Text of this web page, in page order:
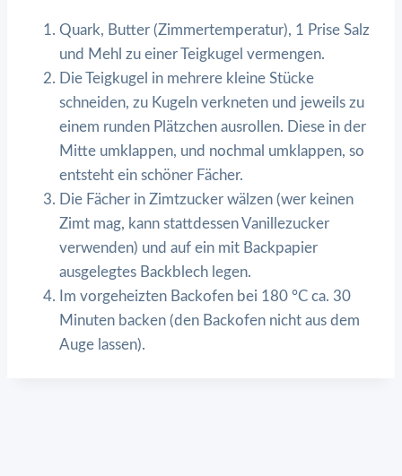
Quark, Butter (Zimmertemperatur), 1 Prise Salz
und Mehl zu einer Teigkugel vermengen.
Die Teigkugel in mehrere kleine Stücke
schneiden, zu Kugeln verkneten und jeweils zu
einem runden Plätzchen ausrollen. Diese in der
Mitte umklappen, und nochmal umklappen, so
entsteht ein schöner Fächer.
Die Fächer in Zimtzucker wälzen (wer keinen
Zimt mag, kann stattdessen Vanillezucker
verwenden) und auf ein mit Backpapier
ausgelegtes Backblech legen.
Im vorgeheizten Backofen bei 180 °C ca. 30
Minuten backen (den Backofen nicht aus dem
Auge lassen).